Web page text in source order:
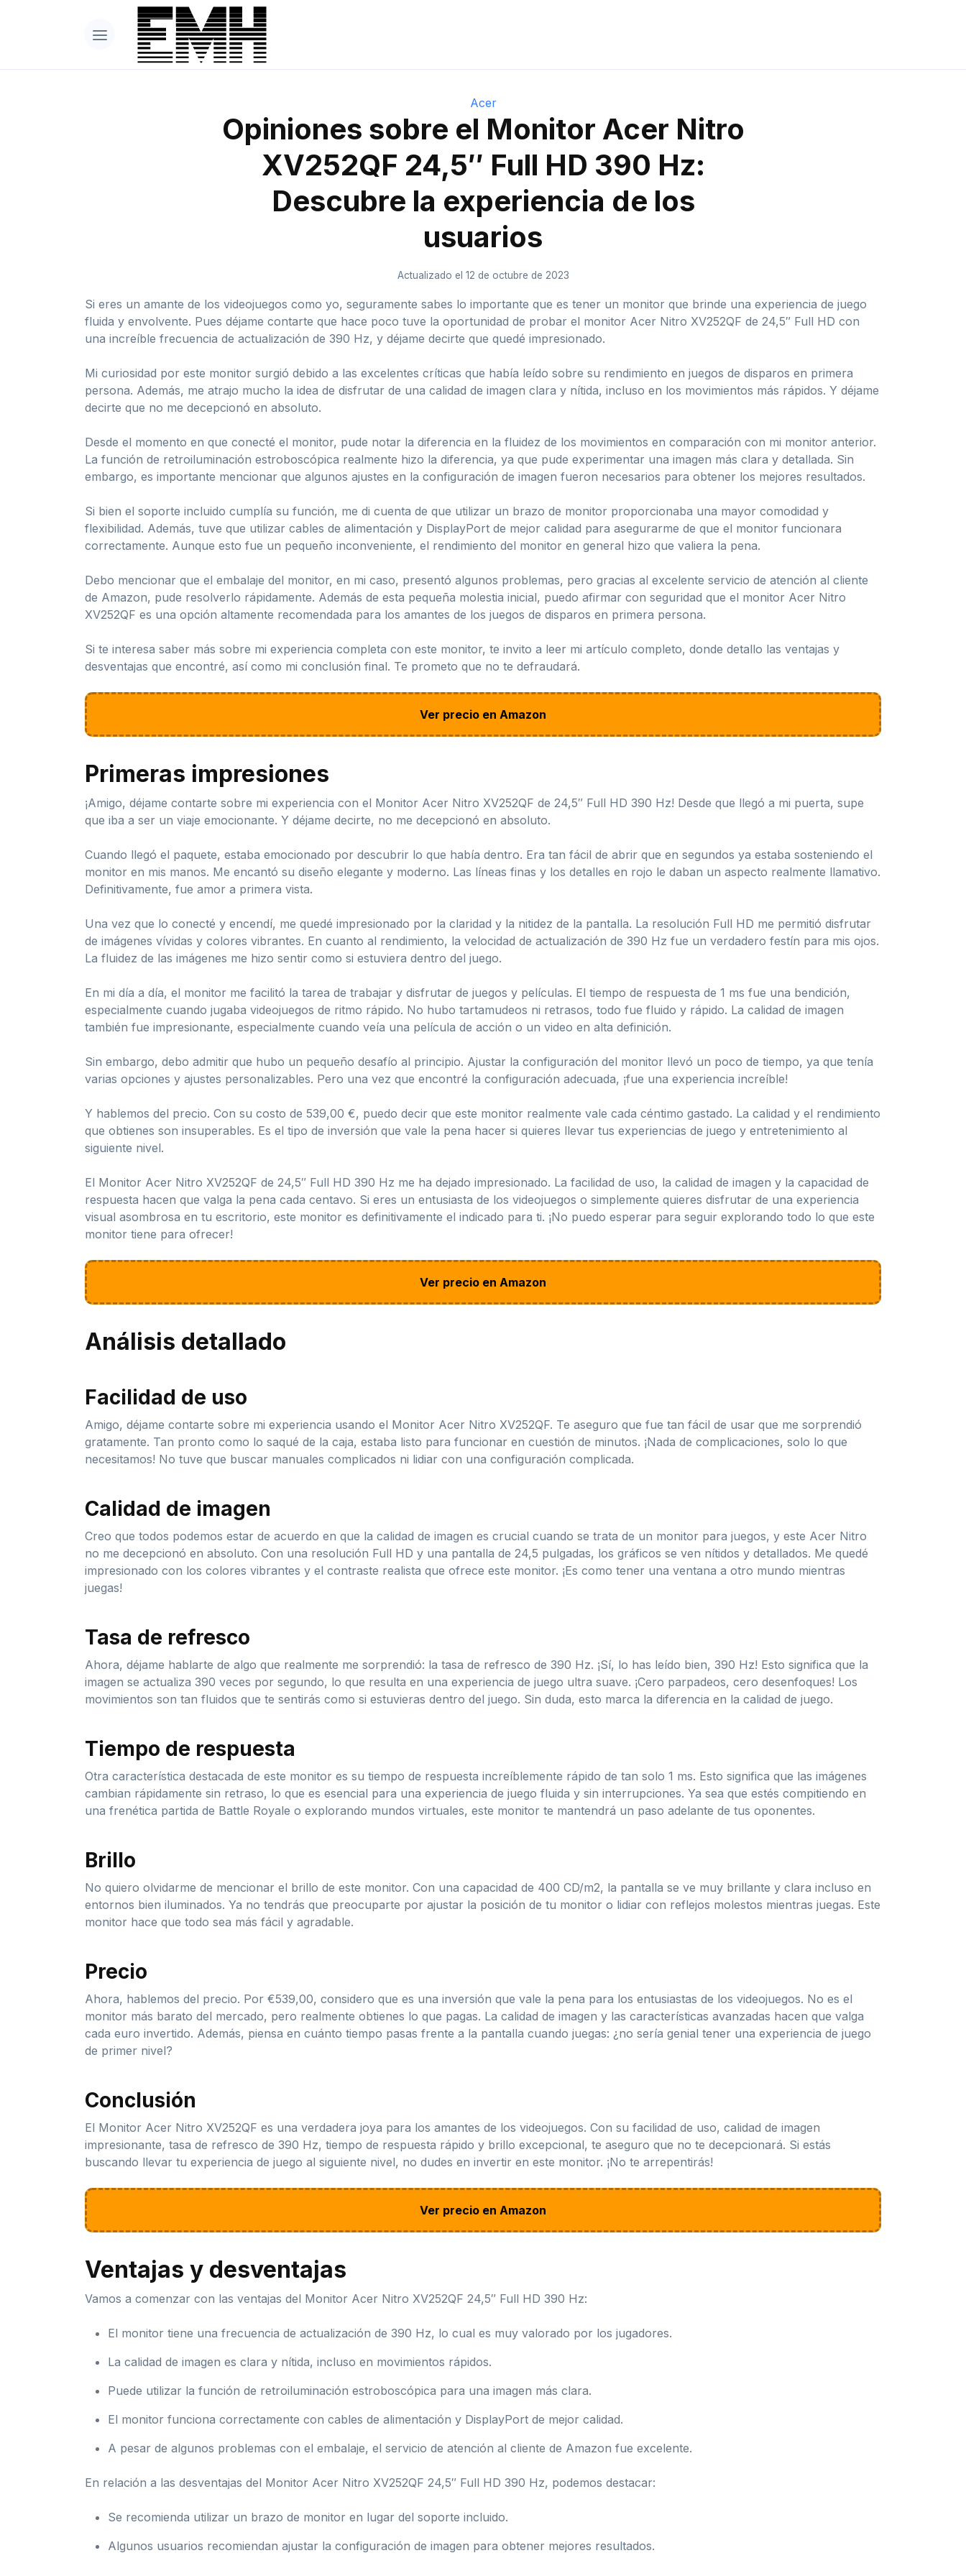
Acer
Opiniones sobre el Monitor Acer Nitro
XV252QF 24,5″ Full HD 390 Hz:
Descubre la experiencia de los
usuarios
Actualizado el 12 de octubre de 2023
Si eres un amante de los videojuegos como yo, seguramente sabes lo importante que es tener un monitor que brinde una experiencia de juego
fluida y envolvente. Pues déjame contarte que hace poco tuve la oportunidad de probar el monitor Acer Nitro XV252QF de 24,5″ Full HD con
una increíble frecuencia de actualización de 390 Hz, y déjame decirte que quedé impresionado.
Mi curiosidad por este monitor surgió debido a las excelentes críticas que había leído sobre su rendimiento en juegos de disparos en primera
persona. Además, me atrajo mucho la idea de disfrutar de una calidad de imagen clara y nítida, incluso en los movimientos más rápidos. Y déjame
decirte que no me decepcionó en absoluto.
Desde el momento en que conecté el monitor, pude notar la diferencia en la fluidez de los movimientos en comparación con mi monitor anterior.
La función de retroiluminación estroboscópica realmente hizo la diferencia, ya que pude experimentar una imagen más clara y detallada. Sin
embargo, es importante mencionar que algunos ajustes en la configuración de imagen fueron necesarios para obtener los mejores resultados.
Si bien el soporte incluido cumplía su función, me di cuenta de que utilizar un brazo de monitor proporcionaba una mayor comodidad y
flexibilidad. Además, tuve que utilizar cables de alimentación y DisplayPort de mejor calidad para asegurarme de que el monitor funcionara
correctamente. Aunque esto fue un pequeño inconveniente, el rendimiento del monitor en general hizo que valiera la pena.
Debo mencionar que el embalaje del monitor, en mi caso, presentó algunos problemas, pero gracias al excelente servicio de atención al cliente
de Amazon, pude resolverlo rápidamente. Además de esta pequeña molestia inicial, puedo afirmar con seguridad que el monitor Acer Nitro
XV252QF es una opción altamente recomendada para los amantes de los juegos de disparos en primera persona.
Si te interesa saber más sobre mi experiencia completa con este monitor, te invito a leer mi artículo completo, donde detallo las ventajas y
desventajas que encontré, así como mi conclusión final. Te prometo que no te defraudará.
Ver precio en Amazon
Primeras impresiones
¡Amigo, déjame contarte sobre mi experiencia con el Monitor Acer Nitro XV252QF de 24,5″ Full HD 390 Hz! Desde que llegó a mi puerta, supe
que iba a ser un viaje emocionante. Y déjame decirte, no me decepcionó en absoluto.
Cuando llegó el paquete, estaba emocionado por descubrir lo que había dentro. Era tan fácil de abrir que en segundos ya estaba sosteniendo el
monitor en mis manos. Me encantó su diseño elegante y moderno. Las líneas finas y los detalles en rojo le daban un aspecto realmente llamativo.
Definitivamente, fue amor a primera vista.
Una vez que lo conecté y encendí, me quedé impresionado por la claridad y la nitidez de la pantalla. La resolución Full HD me permitió disfrutar
de imágenes vívidas y colores vibrantes. En cuanto al rendimiento, la velocidad de actualización de 390 Hz fue un verdadero festín para mis ojos.
La fluidez de las imágenes me hizo sentir como si estuviera dentro del juego.
En mi día a día, el monitor me facilitó la tarea de trabajar y disfrutar de juegos y películas. El tiempo de respuesta de 1 ms fue una bendición,
especialmente cuando jugaba videojuegos de ritmo rápido. No hubo tartamudeos ni retrasos, todo fue fluido y rápido. La calidad de imagen
también fue impresionante, especialmente cuando veía una película de acción o un video en alta definición.
Sin embargo, debo admitir que hubo un pequeño desafío al principio. Ajustar la configuración del monitor llevó un poco de tiempo, ya que tenía
varias opciones y ajustes personalizables. Pero una vez que encontré la configuración adecuada, ¡fue una experiencia increíble!
Y hablemos del precio. Con su costo de 539,00 €, puedo decir que este monitor realmente vale cada céntimo gastado. La calidad y el rendimiento
que obtienes son insuperables. Es el tipo de inversión que vale la pena hacer si quieres llevar tus experiencias de juego y entretenimiento al
siguiente nivel.
El Monitor Acer Nitro XV252QF de 24,5″ Full HD 390 Hz me ha dejado impresionado. La facilidad de uso, la calidad de imagen y la capacidad de
respuesta hacen que valga la pena cada centavo. Si eres un entusiasta de los videojuegos o simplemente quieres disfrutar de una experiencia
visual asombrosa en tu escritorio, este monitor es definitivamente el indicado para ti. ¡No puedo esperar para seguir explorando todo lo que este
monitor tiene para ofrecer!
Ver precio en Amazon
Análisis detallado
Facilidad de uso
Amigo, déjame contarte sobre mi experiencia usando el Monitor Acer Nitro XV252QF. Te aseguro que fue tan fácil de usar que me sorprendió
gratamente. Tan pronto como lo saqué de la caja, estaba listo para funcionar en cuestión de minutos. ¡Nada de complicaciones, solo lo que
necesitamos! No tuve que buscar manuales complicados ni lidiar con una configuración complicada.
Calidad de imagen
Creo que todos podemos estar de acuerdo en que la calidad de imagen es crucial cuando se trata de un monitor para juegos, y este Acer Nitro
no me decepcionó en absoluto. Con una resolución Full HD y una pantalla de 24,5 pulgadas, los gráficos se ven nítidos y detallados. Me quedé
impresionado con los colores vibrantes y el contraste realista que ofrece este monitor. ¡Es como tener una ventana a otro mundo mientras
juegas!
Tasa de refresco
Ahora, déjame hablarte de algo que realmente me sorprendió: la tasa de refresco de 390 Hz. ¡Sí, lo has leído bien, 390 Hz! Esto significa que la
imagen se actualiza 390 veces por segundo, lo que resulta en una experiencia de juego ultra suave. ¡Cero parpadeos, cero desenfoques! Los
movimientos son tan fluidos que te sentirás como si estuvieras dentro del juego. Sin duda, esto marca la diferencia en la calidad de juego.
Tiempo de respuesta
Otra característica destacada de este monitor es su tiempo de respuesta increíblemente rápido de tan solo 1 ms. Esto significa que las imágenes
cambian rápidamente sin retraso, lo que es esencial para una experiencia de juego fluida y sin interrupciones. Ya sea que estés compitiendo en
una frenética partida de Battle Royale o explorando mundos virtuales, este monitor te mantendrá un paso adelante de tus oponentes.
Brillo
No quiero olvidarme de mencionar el brillo de este monitor. Con una capacidad de 400 CD/m2, la pantalla se ve muy brillante y clara incluso en
entornos bien iluminados. Ya no tendrás que preocuparte por ajustar la posición de tu monitor o lidiar con reflejos molestos mientras juegas. Este
monitor hace que todo sea más fácil y agradable.
Precio
Ahora, hablemos del precio. Por €539,00, considero que es una inversión que vale la pena para los entusiastas de los videojuegos. No es el
monitor más barato del mercado, pero realmente obtienes lo que pagas. La calidad de imagen y las características avanzadas hacen que valga
cada euro invertido. Además, piensa en cuánto tiempo pasas frente a la pantalla cuando juegas: ¿no sería genial tener una experiencia de juego
de primer nivel?
Conclusión
El Monitor Acer Nitro XV252QF es una verdadera joya para los amantes de los videojuegos. Con su facilidad de uso, calidad de imagen
impresionante, tasa de refresco de 390 Hz, tiempo de respuesta rápido y brillo excepcional, te aseguro que no te decepcionará. Si estás
buscando llevar tu experiencia de juego al siguiente nivel, no dudes en invertir en este monitor. ¡No te arrepentirás!
Ver precio en Amazon
Ventajas y desventajas
Vamos a comenzar con las ventajas del Monitor Acer Nitro XV252QF 24,5″ Full HD 390 Hz:
El monitor tiene una frecuencia de actualización de 390 Hz, lo cual es muy valorado por los jugadores.
La calidad de imagen es clara y nítida, incluso en movimientos rápidos.
Puede utilizar la función de retroiluminación estroboscópica para una imagen más clara.
El monitor funciona correctamente con cables de alimentación y DisplayPort de mejor calidad.
A pesar de algunos problemas con el embalaje, el servicio de atención al cliente de Amazon fue excelente.
En relación a las desventajas del Monitor Acer Nitro XV252QF 24,5″ Full HD 390 Hz, podemos destacar:
Se recomienda utilizar un brazo de monitor en lugar del soporte incluido.
Algunos usuarios recomiendan ajustar la configuración de imagen para obtener mejores resultados.